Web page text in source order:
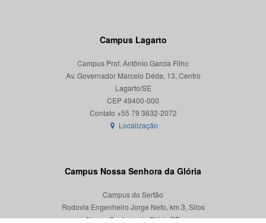
Campus Lagarto
Campus Prof. Antônio Garcia Filho
Av. Governador Marcelo Déda, 13, Centro
Lagarto/SE
CEP 49400-000
Localização
Campus Nossa Senhora da Glória
Campus do Sertão
Rodovia Engenheiro Jorge Neto, km 3, Silos
Nossa Senhora da Glória/SE